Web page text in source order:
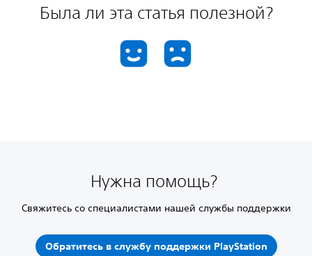
Была ли эта статья полезной?
Нужна помощь?
Свяжитесь со специалистами нашей службы поддержки
Обратитесь в службу поддержки PlayStation